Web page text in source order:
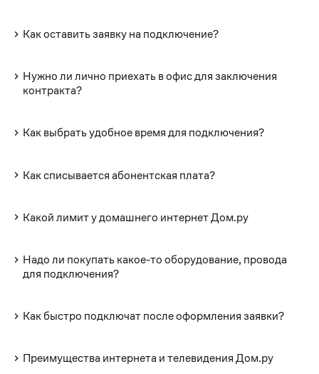
Как оставить заявку на подключение?
Нужно ли лично приехать в офис для заключения
контракта?
Как выбрать удобное время для подключения?
Как списывается абонентская плата?
Какой лимит у домашнего интернет Дом.ру
Надо ли покупать какое-то оборудование, провода
для подключения?
Как быстро подключат после оформления заявки?
Преимущества интернета и телевидения Дом.ру